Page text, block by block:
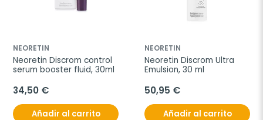
NEORETIN
Neoretin Discrom control
serum booster fluid, 30ml
34,50 €
Añadir al carrito
NEORETIN
Neoretin Discrom Ultra
Emulsion, 30 ml
50,95 €
Añadir al carrito